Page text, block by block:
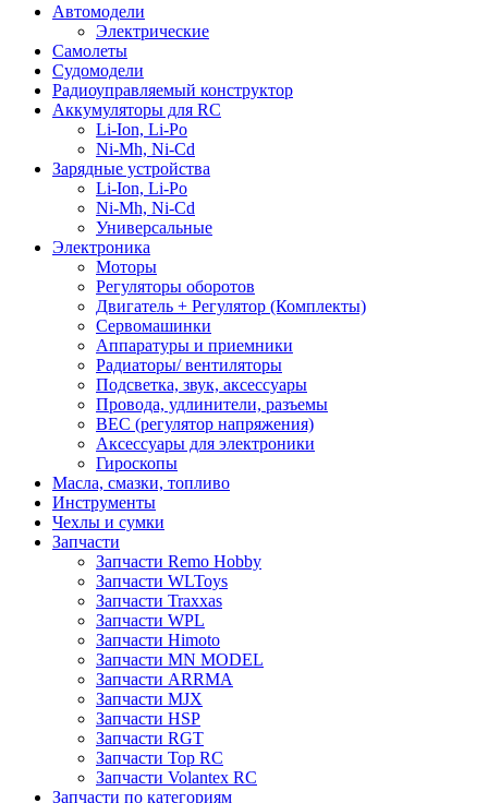
Автомодели
Электрические
Самолеты
Судомодели
Радиоуправляемый конструктор
Аккумуляторы для RC
Li-Ion, Li-Po
Ni-Mh, Ni-Cd
Зарядные устройства
Li-Ion, Li-Po
Ni-Mh, Ni-Cd
Универсальные
Электроника
Моторы
Регуляторы оборотов
Двигатель + Регулятор (Комплекты)
Сервомашинки
Аппаратуры и приемники
Радиаторы/ вентиляторы
Подсветка, звук, аксессуары
Провода, удлинители, разъемы
BEC (регулятор напряжения)
Аксессуары для электроники
Гироскопы
Масла, смазки, топливо
Инструменты
Чехлы и сумки
Запчасти
Запчасти Remo Hobby
Запчасти WLToys
Запчасти Traxxas
Запчасти WPL
Запчасти Himoto
Запчасти MN MODEL
Запчасти ARRMA
Запчасти MJX
Запчасти HSP
Запчасти RGT
Запчасти Top RC
Запчасти Volantex RC
Запчасти по категориям